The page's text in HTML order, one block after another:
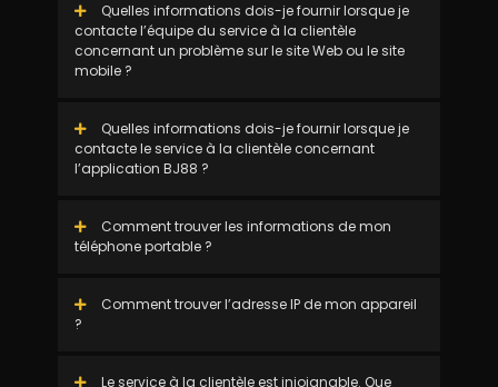
Quelles informations dois-je fournir lorsque je
contacte l’équipe du service à la clientèle
concernant un problème sur le site Web ou le site
mobile ?
Quelles informations dois-je fournir lorsque je
contacte le service à la clientèle concernant
l’application BJ88 ?
Comment trouver les informations de mon
téléphone portable ?
Comment trouver l’adresse IP de mon appareil
?
Le service à la clientèle est injoignable. Que